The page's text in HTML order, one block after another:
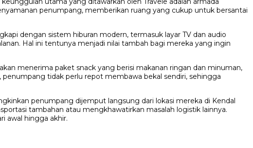
penumpang, memberikan ruang yang cukup untuk bersantai
dengan sistem hiburan modern, termasuk layar TV dan audio
Hal ini tentunya menjadi nilai tambah bagi mereka yang ingin
menerima paket snack yang berisi makanan ringan dan minuman,
tidak perlu repot membawa bekal sendiri, sehingga
penumpang dijemput langsung dari lokasi mereka di Kendal
tambahan atau mengkhawatirkan masalah logistik lainnya.
awal hingga akhir.